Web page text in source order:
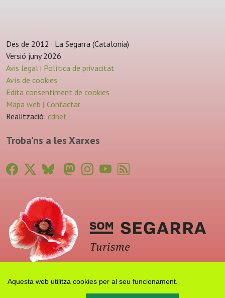
Aquesta web utilitza cookies per al seu funcionament.
Des de 2012 · La Segarra (Catalonia)
Versió juny 2026
Avis legal i Política de privacitat
Avís de cookies
Edita consentiment de cookies
Mapa web | Contactar
Realització: cdnet
Troba'ns a les Xarxes